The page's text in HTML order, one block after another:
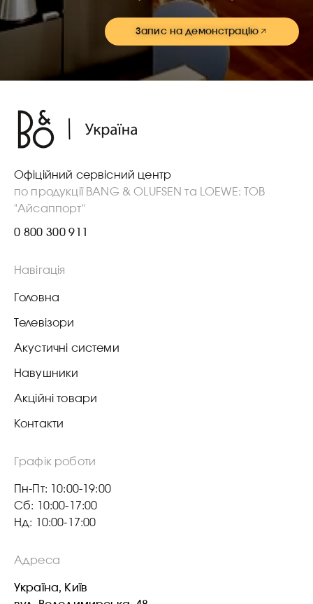
Запис на демонстрацію
Офіційний сервісний центр
по продукції BANG & OLUFSEN та LOEWE: ТОВ
"Айсаппорт"
0 800 300 911
Навігація
Головна
Телевізори
Акустичні системи
Навушники
Акційні товари
Контакти
Графік роботи
Пн-Пт: 10:00-19:00
Сб: 10:00-17:00
Нд: 10:00-17:00
Адреса
Україна, Київ